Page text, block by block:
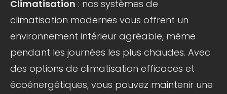
Climatisation : nos systèmes de
climatisation modernes vous offrent un
environnement intérieur agréable, même
pendant les journées les plus chaudes. Avec
des options de climatisation efficaces et
écoénergétiques, vous pouvez maintenir une